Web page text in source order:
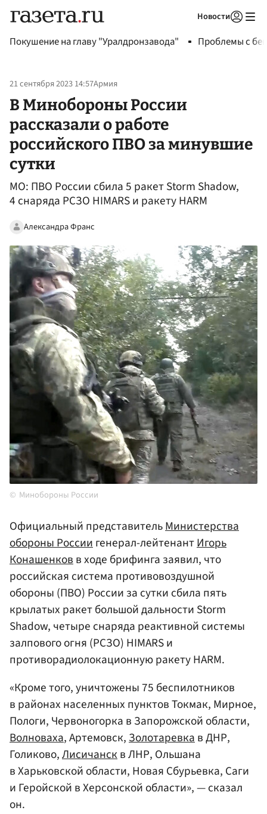
Новости
Покушение на главу "Уралдронзавода" Проблемы с
21 сентября 2023 14:57Армия
В Минобороны России
рассказали о работе
российского ПВО за минувшие
сутки
МО: ПВО России сбила 5 ракет Storm Shadow,
4 снаряда РСЗО HIMARS и ракету HARM
Александра Франс
Минобороны России
Официальный представительМинистерства
обороныРоссиигенерал-лейтенантИгорь
Конашенковв ходе брифинга заявил, что
российская система противовоздушной
обороны (ПВО) России за сутки сбила пять
крылатых ракет большой дальности Storm
Shadow, четыре снаряда реактивной системы
залпового огня (РСЗО) HIMARS и
противорадиолокационную ракету HARM.
«Кроме того, уничтожены 75 беспилотников
в районах населенных пунктов Токмак, Мирное,
Пологи, Червоногорка в Запорожской области,
Волноваха, Артемовск,Золотаревкав ДНР,
Голиково,Лисичанскв ЛНР, Ольшана
в Харьковской области, Новая Сбурьевка, Саги
и Геройской в Херсонской области», — сказал
он.